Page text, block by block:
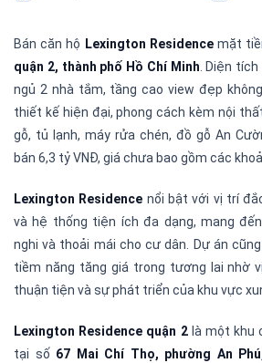
Bán căn hộ Lexington Residencemặt
quận 2, thành phố Hồ Chí Minh. Diện
ngủ 2 nhà tắm, tầng cao view đẹp
thiết kế hiện đại, phong cách kèm nội
gỗ, tủ lạnh, máy rửa chén, đồ gỗ An
bán 6,3 tỷ VNĐ, giá chưa bao gồm các
Lexington Residence nổi bật với vị trí
và hệ thống tiện ích đa dạng, mang
nghi và thoải mái cho cư dân. Dự án
tiềm năng tăng giá trong tương lai nhờ
thuận tiện và sự phát triển của khu vực
Lexington Residence quận 2là một khu
tại số 67 Mai Chí Thọ, phường An